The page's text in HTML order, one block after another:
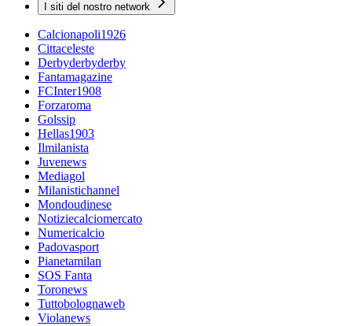
I siti del nostro network
Calcionapoli1926
Cittaceleste
Derbyderbyderby
Fantamagazine
FCInter1908
Forzaroma
Golssip
Hellas1903
Ilmilanista
Juvenews
Mediagol
Milanistichannel
Mondoudinese
Notiziecalciomercato
Numericalcio
Padovasport
Pianetamilan
SOS Fanta
Toronews
Tuttobolognaweb
Violanews